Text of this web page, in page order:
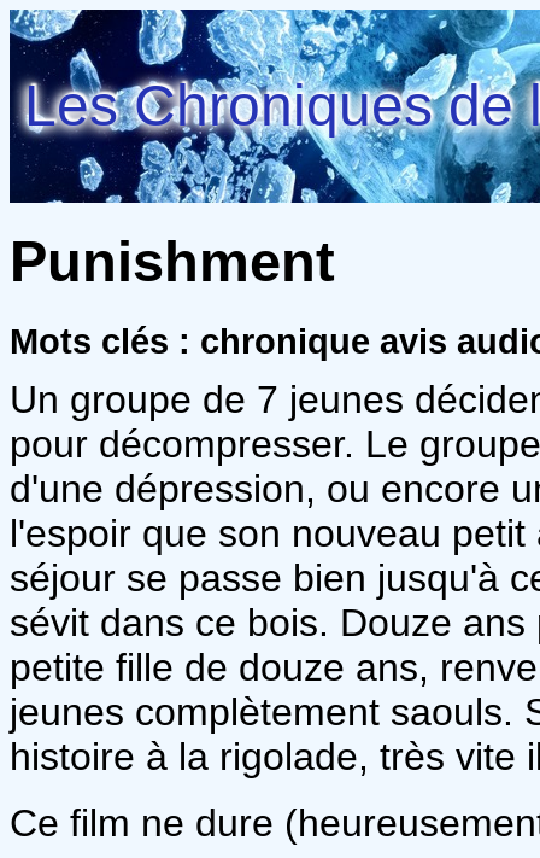
Les Chroniques de
Punishment
Mots clés : chronique avis
Un groupe de 7 jeunes
pour décompresser. Le
d'une dépression, ou encore
l'espoir que son nouveau
séjour se passe bien jusqu'à
sévit dans ce bois. Douze
petite fille de douze ans,
jeunes complètement saouls.
histoire à la rigolade, très vite
Ce film ne dure